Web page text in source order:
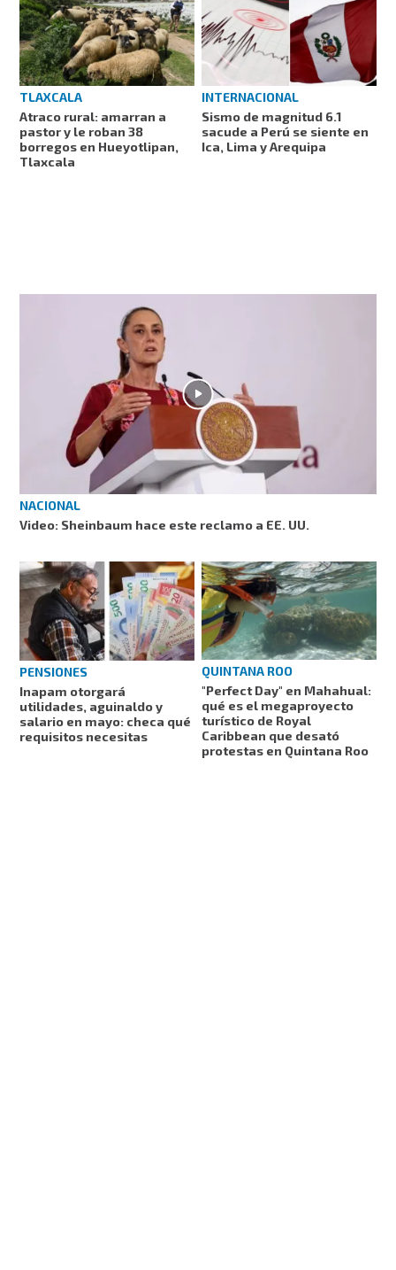
TLAXCALA
Atraco rural: amarran a
pastor y le roban 38
borregos en Hueyotlipan,
Tlaxcala
INTERNACIONAL
Sismo de magnitud 6.1
sacude a Perú se siente en
Ica, Lima y Arequipa
NACIONAL
Video: Sheinbaum hace este reclamo a EE. UU.
PENSIONES
Inapam otorgará
utilidades, aguinaldo y
salario en mayo: checa qué
requisitos necesitas
QUINTANA ROO
"Perfect Day" en Mahahual:
qué es el megaproyecto
turístico de Royal
Caribbean que desató
protestas en Quintana Roo